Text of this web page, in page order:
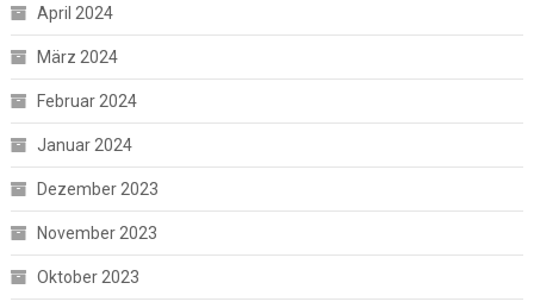
April 2024
März 2024
Februar 2024
Januar 2024
Dezember 2023
November 2023
Oktober 2023